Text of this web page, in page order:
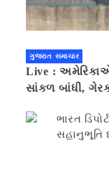
ગુજરાત સમાચાર
Live :
સાંકળ બાંધી,